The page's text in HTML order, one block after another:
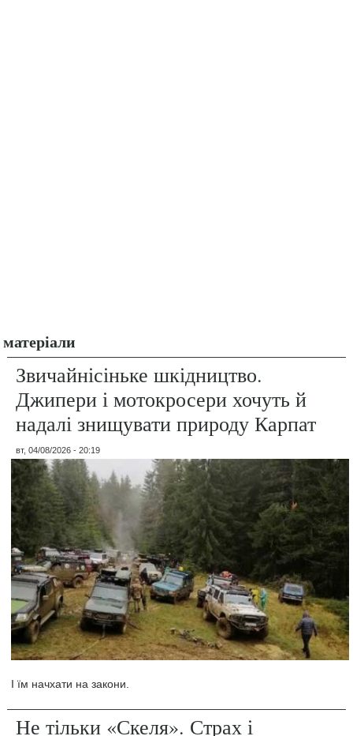
матеріали
Звичайнісіньке шкідництво.
Джипери і мотокросери хочуть й
надалі знищувати природу Карпат
вт, 04/08/2026 - 20:19
І їм начхати на закони.
Не тільки «Скеля». Страх і